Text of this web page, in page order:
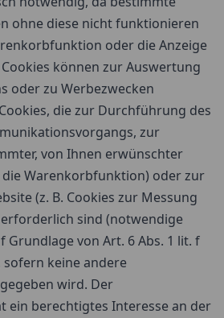
ohne diese nicht funktionieren
oder die Anzeige
können zur Auswertung
oder zu Werbezwecken
die zur Durchführung des
zur
von Ihnen erwünschter
die Warenkorbfunktion) oder zur
(z. B. Cookies zur Messung
sind (notwendige
Grundlage von Art. 6 Abs. 1 lit. f
sofern keine andere
wird. Der
ein berechtigtes Interesse an der